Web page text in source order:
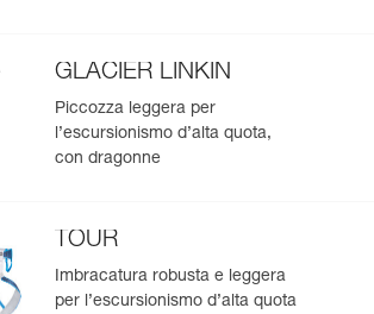
GLACIER LINKIN
Piccozza leggera per
l’escursionismo d’alta quota,
con dragonne
TOUR
Imbracatura robusta e leggera
per l’escursionismo d’alta quota